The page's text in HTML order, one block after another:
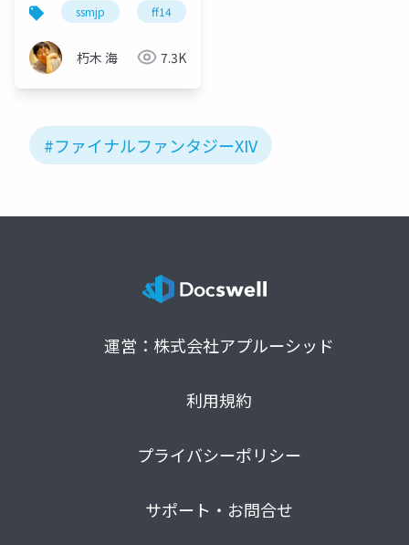
ssmjp ff14
朽木 海 7.3K
#ファイナルファンタジーXIV
運営：株式会社アプルーシッド
利用規約
プライバシーポリシー
サポート・お問合せ